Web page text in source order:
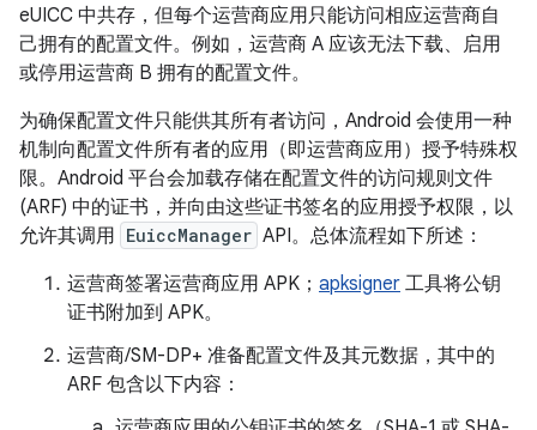
eUICC 中共存，但每个运营商应用只能访问相应运营商自
己拥有的配置文件。例如，运营商 A 应该无法下载、启用
或停用运营商 B 拥有的配置文件。
为确保配置文件只能供其所有者访问，Android 会使用一种
机制向配置文件所有者的应用（即运营商应用）授予特殊权
限。Android 平台会加载存储在配置文件的访问规则文件
(ARF) 中的证书，并向由这些证书签名的应用授予权限，以
允许其调用 EuiccManager API。总体流程如下所述：
运营商签署运营商应用 APK； apksigner 工具将公钥
证书附加到 APK。
运营商/SM-DP+ 准备配置文件及其元数据，其中的
ARF 包含以下内容：